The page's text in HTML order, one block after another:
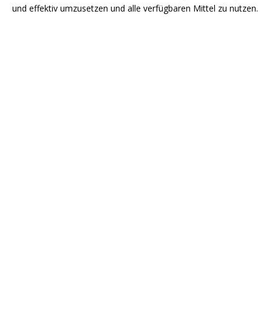
und effektiv umzusetzen und alle verfügbaren Mittel zu nutzen.